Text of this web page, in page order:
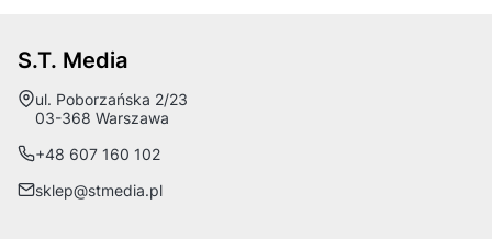
S.T. Media
Adres:
ul. Poborzańska 2/23
03-368 Warszawa
+48 607 160 102
sklep@stmedia.pl